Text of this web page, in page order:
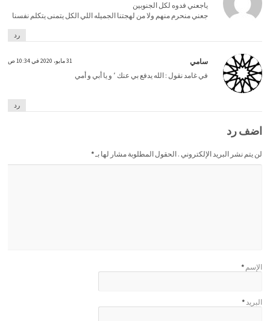
ياجعني فدوه لكل الجنوبين
جعني منحرم منهم ولا من لهجتنا الجميله اللي الكل يتمنى يتكلم نفسنا
رد
سامي 31 مايو، 2020 في 10:34 ص
في غامد نقول : الله يدفع بي عنك ٬ و يا أبي و أمي
رد
اضف رد
لن يتم نشر البريد الإلكتروني . الحقول المطلوبة مشار لها بـ*
الإسم *
البريد*